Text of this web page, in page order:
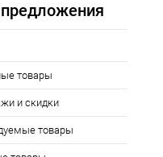
товары
и скидки
товары